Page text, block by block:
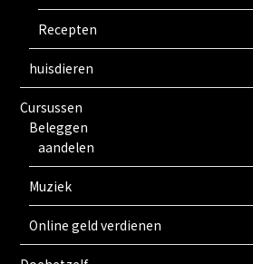
Recepten
huisdieren
Cursussen
Beleggen
aandelen
Muziek
Online geld verdienen